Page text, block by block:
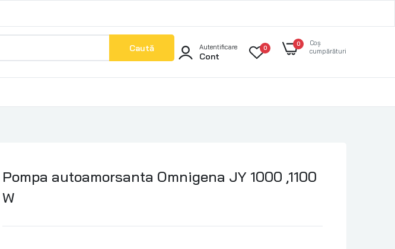
Caută Autentificare
Cont
0
0
Coș
cumpărături
Pompa autoamorsanta Omnigena JY 1000 ,1100
W